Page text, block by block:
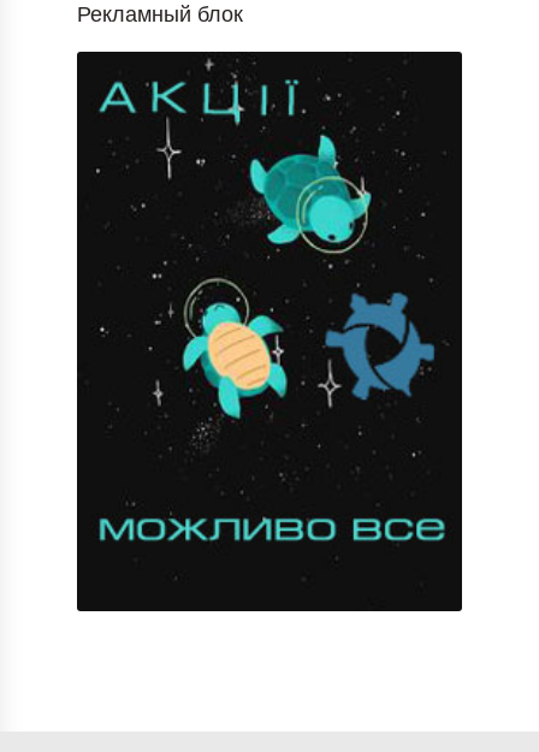
Рекламный блок